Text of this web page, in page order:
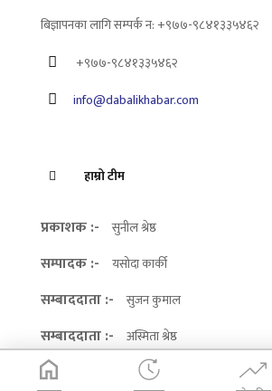
बिज्ञापनका लागि सम्पर्क न: +९७७-९८४१३३५४६२
+९७७-९८४१३३५४६२
info@dabalikhabar.com
हाम्रो टीम
प्रकाशक :- सुनील श्रेष्ठ
सम्पादक :- यसोदा कार्की
सम्बाददाता :- सुजन कुमाल
सम्बाददाता :- अस्मिता श्रेष्ठ